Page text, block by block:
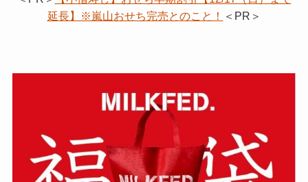
延長】※嵐山おせち完売とのこと！
＜PR＞